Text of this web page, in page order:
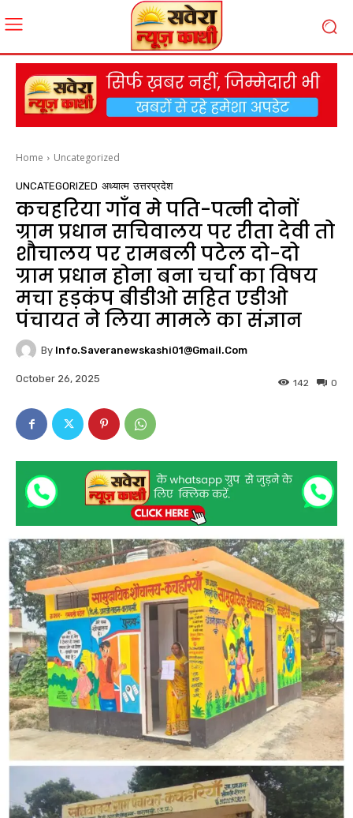
Home Uncategorized
UNCATEGORIZED अध्यात्म उत्तरप्रदेश
कचहरिया गाँव मे पति-पत्नी दोनों
ग्राम प्रधान सचिवालय पर रीता देवी तो
शौचालय पर रामबली पटेल दो-दो
ग्राम प्रधान होना बना चर्चा का विषय
मचा हड़कंप बीडीओ सहित एडीओ
पंचायत ने लिया मामले का संज्ञान
By Info.saveranewskashi01@gmail.com
October 26, 2025 0
142